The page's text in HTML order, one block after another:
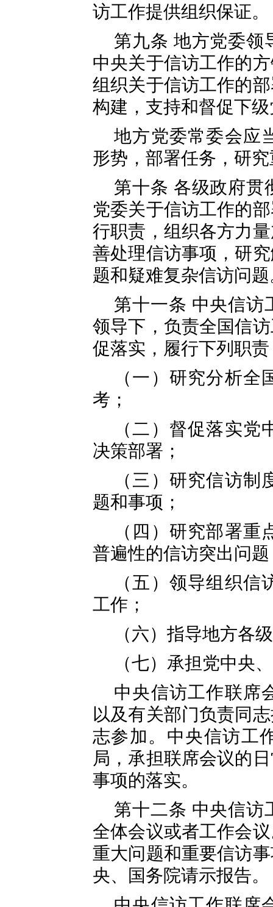
访工作提供组织保证。
第九条 地方党委领
中央关于信访工作的
组织关于信访工作的
构建，支持和督促下
地方党委常委会应
形势，部署任务，研
第十条 各级政府贯
党委关于信访工作的
行职责，组织各方力
善处理信访事项，研
题和疑难复杂信访问
第十一条 中央信访
领导下，负责全国信
促落实，履行下列职
（一）研究分析
考；
（二）督促落实
决策部署；
（三）研究信访
题和事项；
（四）研究部署
普遍性的信访突出问
（五）领导组织
工作；
（六）指导地方各
（七）承担党中央
中央信访工作联席
以及有关部门负责同
志参加。中央信访工
局，承担联席会议的
事项的落实。
第十二条 中央信访
全体会议或者工作会
重大问题和重要信访
央、国务院请示报告。